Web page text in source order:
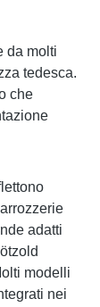
da molti
tedesca.
che
adatti
modelli
nei